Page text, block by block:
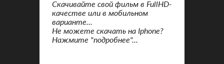
Скачивайте свой фильм в FullHD-
качестве или в мобильном
варианте...
Не можете скачать на Iphone?
Нажмите "подробнее"...